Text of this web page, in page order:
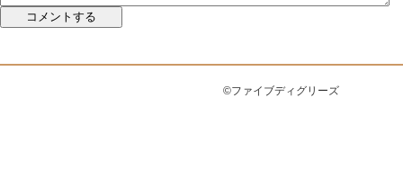
©ファイブディグリーズ